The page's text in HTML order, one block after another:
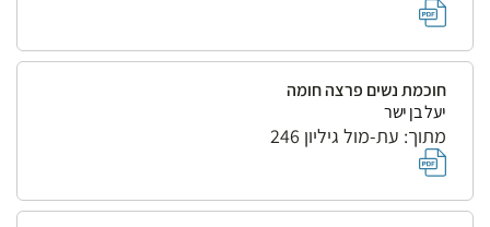
חוכמת נשים פרצה חומה
יעל בן ישר
מתוך: עת-מול גיליון 246